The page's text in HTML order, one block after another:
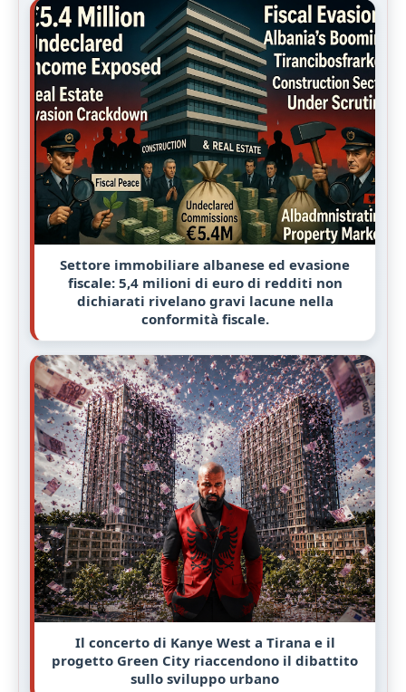
Settore immobiliare albanese ed evasione
fiscale: 5,4 milioni di euro di redditi non
dichiarati rivelano gravi lacune nella
conformità fiscale.
Il concerto di Kanye West a Tirana e il
progetto Green City riaccendono il dibattito
sullo sviluppo urbano